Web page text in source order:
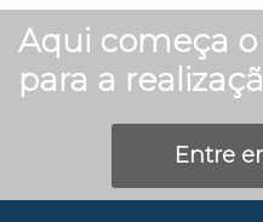
Aqui começa
para a
Entre